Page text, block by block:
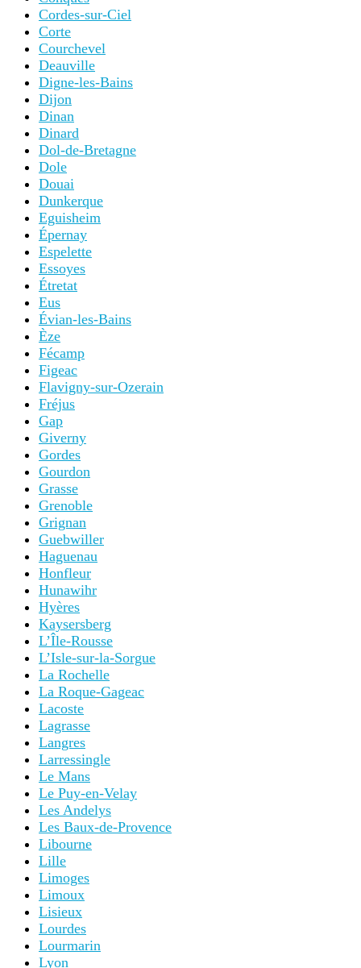
Cordes-sur-Ciel
Corte
Courchevel
Deauville
Digne-les-Bains
Dijon
Dinan
Dinard
Dol-de-Bretagne
Dole
Douai
Dunkerque
Eguisheim
Épernay
Espelette
Essoyes
Étretat
Eus
Évian-les-Bains
Èze
Fécamp
Figeac
Flavigny-sur-Ozerain
Fréjus
Gap
Giverny
Gordes
Gourdon
Grasse
Grenoble
Grignan
Guebwiller
Haguenau
Honfleur
Hunawihr
Hyères
Kaysersberg
L’Île-Rousse
L’Isle-sur-la-Sorgue
La Rochelle
La Roque-Gageac
Lacoste
Lagrasse
Langres
Larressingle
Le Mans
Le Puy-en-Velay
Les Andelys
Les Baux-de-Provence
Libourne
Lille
Limoges
Limoux
Lisieux
Lourdes
Lourmarin
Lyon